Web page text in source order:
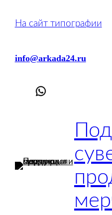
На сайт типографии
info@arkada24.ru